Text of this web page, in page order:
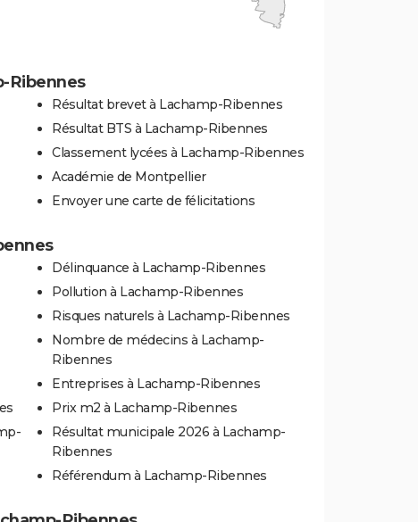
Ribennes
Résultat brevet à Lachamp-Ribennes
Résultat BTS à Lachamp-Ribennes
Classement lycées à Lachamp-Ribennes
Académie de Montpellier
Envoyer une carte de félicitations
Délinquance à Lachamp-Ribennes
Pollution à Lachamp-Ribennes
Risques naturels à Lachamp-Ribennes
Nombre de médecins à Lachamp-
Ribennes
Entreprises à Lachamp-Ribennes
Prix m2 à Lachamp-Ribennes
Résultat municipale 2026 à Lachamp-
Ribennes
Référendum à Lachamp-Ribennes